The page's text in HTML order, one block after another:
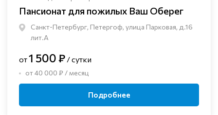
Пансионат для пожилых Ваш Оберег
Санкт-Петербург, Петергоф, улица Парковая, д.16
лит.А
от1 500 ₽ / сутки
от 40 000 ₽ / месяц
Подробнее